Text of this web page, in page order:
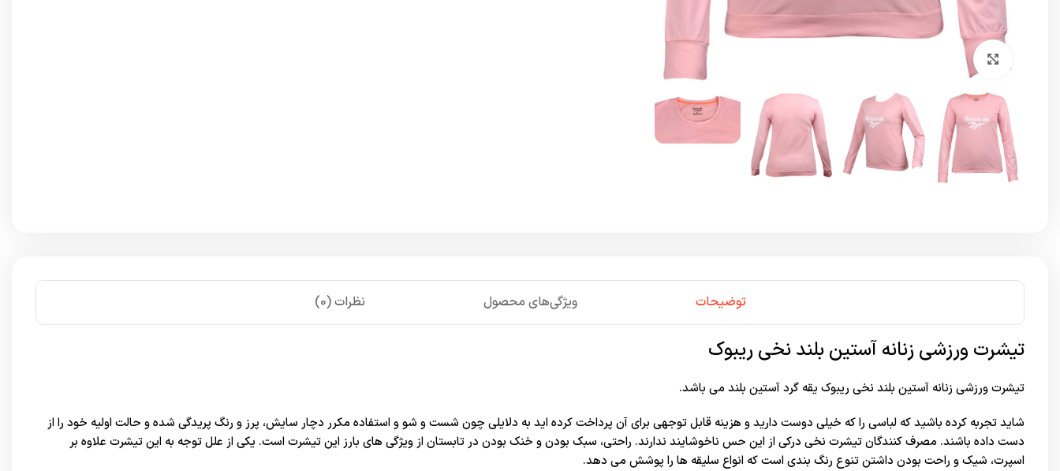
برای بزرگنمایی کلیک کنید
توضیحات ویژگی‌های محصول نظرات (0)
تیشرت ورزشی زنانه آستین بلند نخی ریبوک
تیشرت ورزشی زنانه آستین بلند نخی ریبوک یقه گرد آستین بلند می باشد.
شاید تجربه کرده باشید که لباسی را که خیلی دوست دارید و هزینه قابل توجهی برای آن پرداخت کرده اید به دلایلی چون شست و شو و استفاده مکرر دچار سایش، پرز و رنگ پریدگی شده و حالت اولیه خود را از
دست داده باشند. مصرف کنندگان تیشرت نخی درکی از این حس ناخوشایند ندارند. راحتی، سبک بودن و خنک بودن در تابستان از ویژگی های بارز این تیشرت است. یکی از علل توجه به این تیشرت علاوه بر
اسپرت، شیک و راحت بودن داشتن تنوع رنگ بندی است که انواع سلیقه ها را پوشش می دهد.